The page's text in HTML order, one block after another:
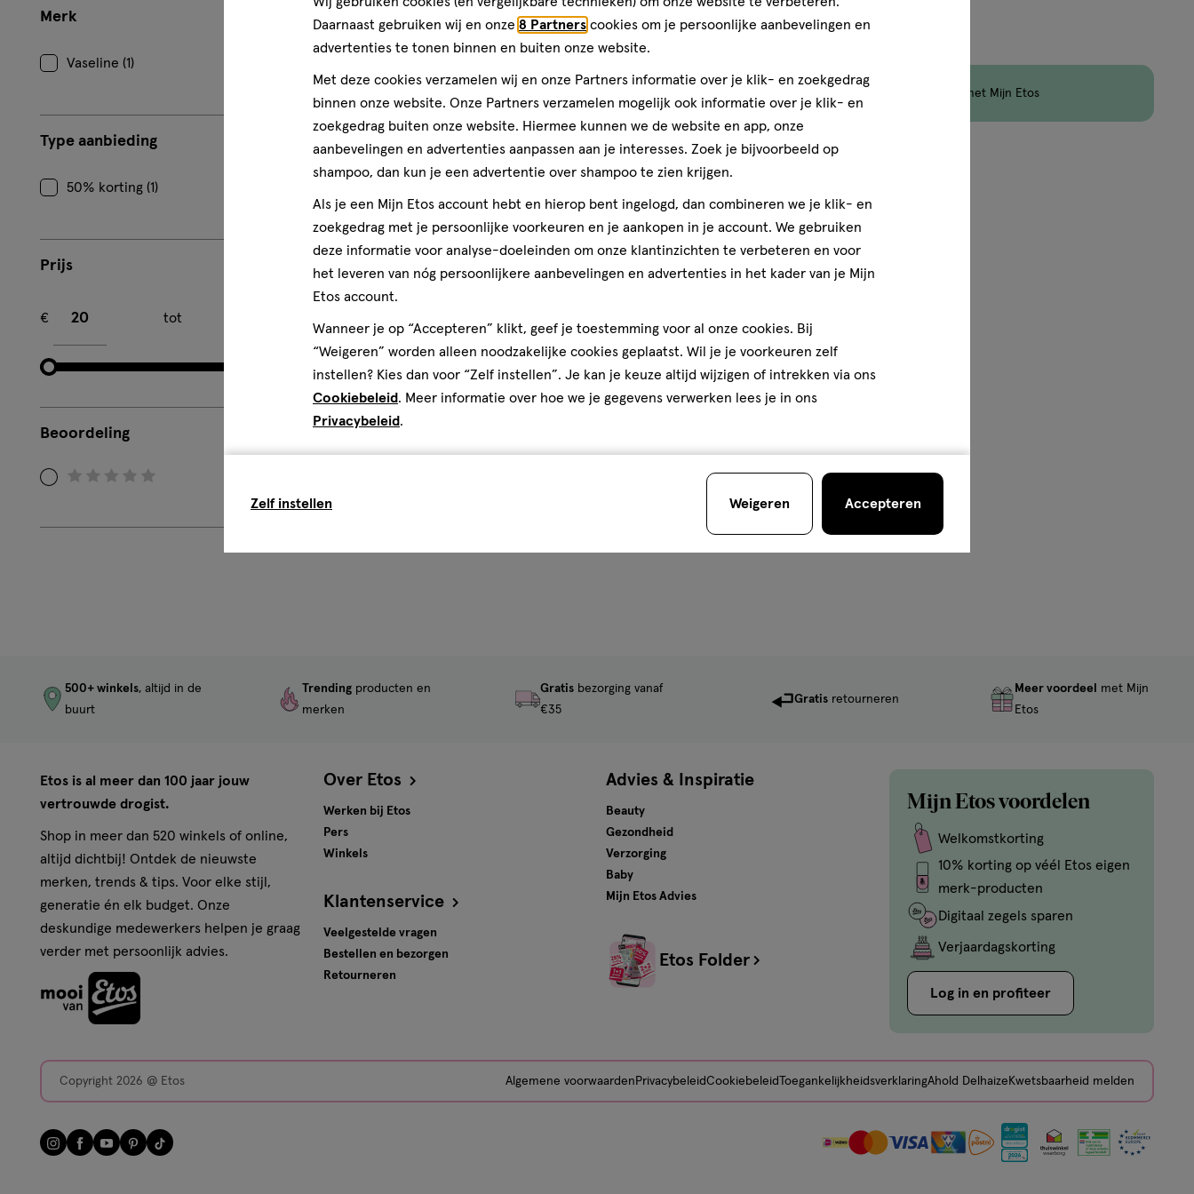
Merk
Vaseline (1)
Type aanbieding
50% korting (1)
Prijs
€
tot
Beoordeling
verhoog aantal met één ,Limiet bereikt.Je kan maximaal 50 items bestellen van dit type product.
op Etos Merk met Mijn Etos
1
500+ winkels, altijd in de
buurt
Trending producten en
merken
Gratisbezorging vanaf
€35
Gratis retourneren
Meer voordeel
met Mijn
Etos
Etos is al meer dan 100 jaar jouw
vertrouwde drogist.
Shop in meer dan 520 winkels of online,
altijd dichtbij! Ontdek de nieuwste
merken, trends & tips. Voor elke stijl,
generatie én elk budget. Onze
deskundige medewerkers helpen je graag
verder met persoonlijk advies.
Over Etos
Werken bij Etos
Pers
Winkels
Klantenservice
Veelgestelde vragen
Bestellen en bezorgen
Retourneren
Advies & Inspiratie
Beauty
Gezondheid
Verzorging
Baby
Mijn Etos Advies
Etos Folder
Mijn Etos voordelen
Welkomstkorting
10% korting op véél Etos eigen
merk-producten
Digitaal zegels sparen
Verjaardagskorting
Log in en profiteer
Copyright 2026 @ Etos Algemene voorwaarden PrivacybeleidCookiebeleid ToegankelijkheidsverklaringAhold Delhaize Kwetsbaarheid melden
Daarnaast gebruiken wij en onze 8 Partners cookies om je persoonlijke aanbevelingen en
advertenties te tonen binnen en buiten onze website.
Met deze cookies verzamelen wij en onze Partners informatie over je klik- en zoekgedrag
binnen onze website. Onze Partners verzamelen mogelijk ook informatie over je klik- en
zoekgedrag buiten onze website. Hiermee kunnen we de website en app, onze
aanbevelingen en advertenties aanpassen aan je interesses. Zoek je bijvoorbeeld op
shampoo, dan kun je een advertentie over shampoo te zien krijgen.
Als je een Mijn Etos account hebt en hierop bent ingelogd, dan combineren we je klik- en
zoekgedrag met je persoonlijke voorkeuren en je aankopen in je account. We gebruiken
deze informatie voor analyse-doeleinden om onze klantinzichten te verbeteren en voor
het leveren van nóg persoonlijkere aanbevelingen en advertenties in het kader van je Mijn
Etos account.
Wanneer je op “Accepteren” klikt, geef je toestemming voor al onze cookies. Bij
“Weigeren” worden alleen noodzakelijke cookies geplaatst. Wil je je voorkeuren zelf
instellen? Kies dan voor “Zelf instellen”. Je kan je keuze altijd wijzigen of intrekken via ons
Cookiebeleid. Meer informatie over hoe we je gegevens verwerken lees je in ons
Privacybeleid.
Zelf instellen Weigeren Accepteren